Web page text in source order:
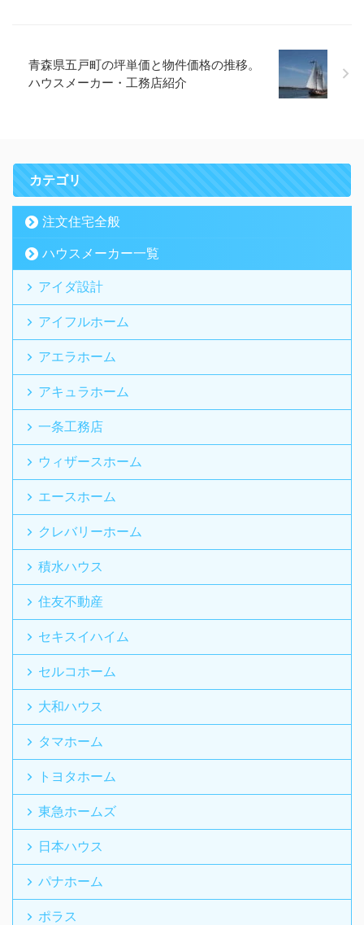
青森県五戸町の坪単価と物件価格の推移。
ハウスメーカー・工務店紹介
カテゴリ
注文住宅全般
ハウスメーカー一覧
アイダ設計
アイフルホーム
アエラホーム
アキュラホーム
一条工務店
ウィザースホーム
エースホーム
クレバリーホーム
積水ハウス
住友不動産
セキスイハイム
セルコホーム
大和ハウス
タマホーム
トヨタホーム
東急ホームズ
日本ハウス
パナホーム
ポラス